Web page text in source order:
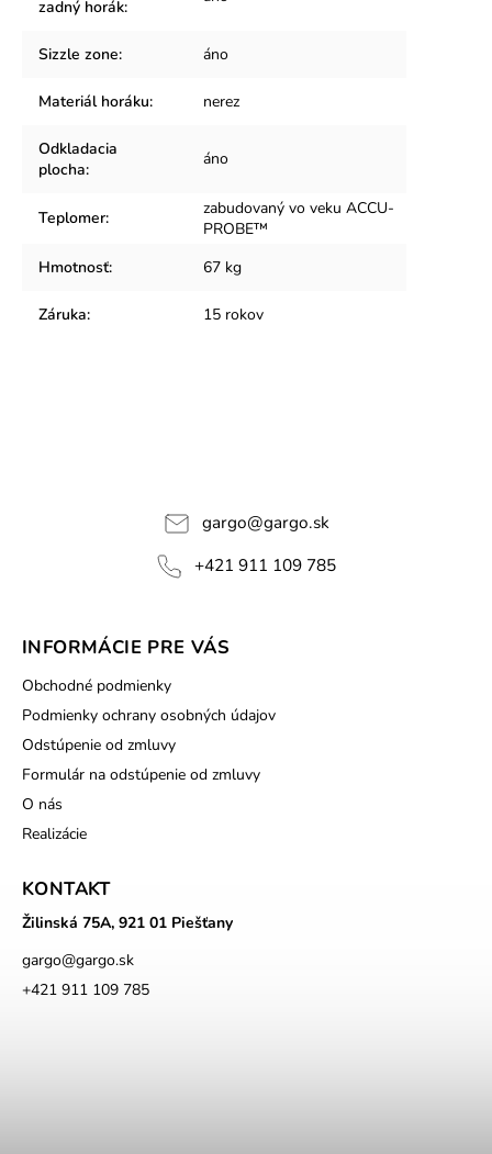
zadný horák:
Sizzle zone: áno
Materiál horáku: nerez
Odkladacia
plocha:
áno
Teplomer:
zabudovaný vo veku ACCU-
PROBE™
Hmotnosť: 67 kg
Záruka: 15 rokov
gargo@gargo.sk
+421 911 109 785
INFORMÁCIE PRE VÁS
Obchodné podmienky
Podmienky ochrany osobných údajov
Odstúpenie od zmluvy
Formulár na odstúpenie od zmluvy
O nás
Realizácie
KONTAKT
Žilinská 75A, 921 01 Piešťany
gargo@gargo.sk
+421 911 109 785